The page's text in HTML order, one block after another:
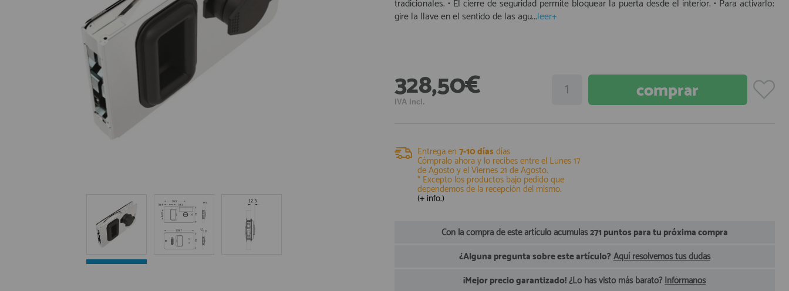
Equipo Personal
Fondeo y Amarre
Fundas, Lonas y Toldos
Mantenimiento y Limpieza
Submarinismo
tradicionales. • El cierre de seguridad permite bloquear la puerta desde el interior. • Para activarlo:
gire la llave en el sentido de las agu...leer+
328,50€
IVA Incl.
Entrega en 7-10 días días
Cómpralo ahora y lo recibes entre el Lunes 17
de Agostoy elViernes 21 de Agosto.
* Excepto los productos bajo pedido que
dependemos de la recepción del mismo.
(+ info.)
Con la compra de este artículo acumulas271 puntos para tu próxima compra
¿Alguna pregunta sobre este artículo? Aquí resolvemos tus dudas
¡Mejor precio garantizado!¿Lo has visto más barato?Infórmanos